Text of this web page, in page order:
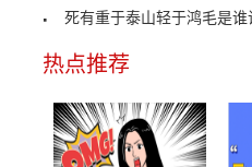
死有重于泰山轻于鸿毛是谁说
热点推荐